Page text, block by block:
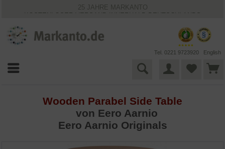
25 JAHRE MARKANTO
KOSTENLOSER VERSAND INNERHALB DEUTSCHLANDS
VIELFÄLTIGE ZAHLUNGSMÖGLICHKEITEN
BESTPRICE-GARANTIE
Tel. 0221 9723920 English
Wooden Parabel Side Table
von Eero Aarnio
Eero Aarnio Originals